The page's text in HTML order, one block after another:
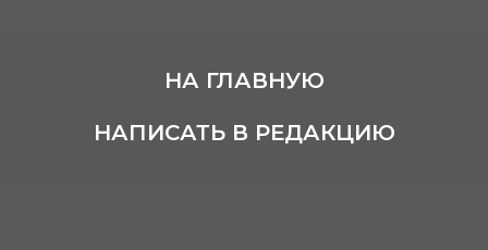
НА ГЛАВНУЮ
НАПИСАТЬ В РЕДАКЦИЮ